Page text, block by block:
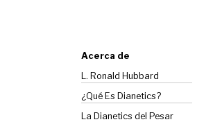
Acerca de
L. Ronald Hubbard
¿Qué Es Dianetics?
La Dianetics del Pesar